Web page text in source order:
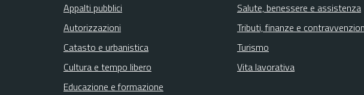
Appalti pubblici
Autorizzazioni
Catasto e urbanistica
Cultura e tempo libero
Educazione e formazione
Salute, benessere e assistenza
Tributi, finanze e
Turismo
Vita lavorativa